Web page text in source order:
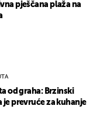
pješčana plaža na
od graha: Brzinski
je prevruće za kuhanje